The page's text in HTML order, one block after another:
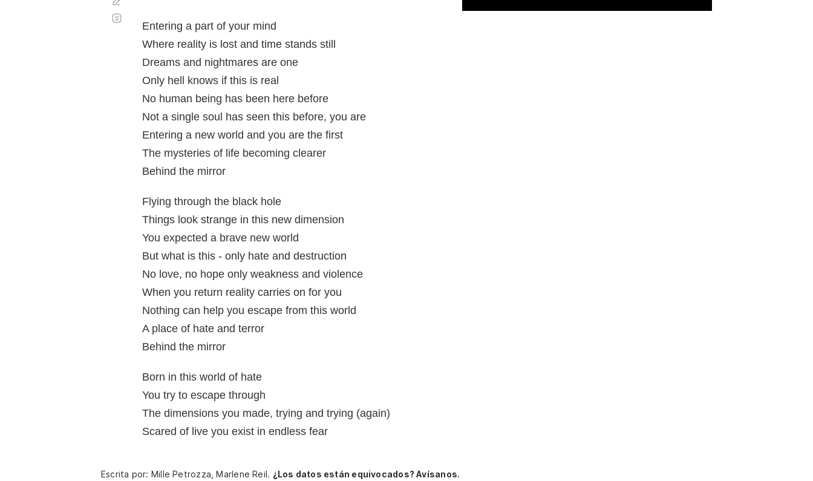
Entering a part of your mind
Where reality is lost and time stands still
Dreams and nightmares are one
Only hell knows if this is real
No human being has been here before
Not a single soul has seen this before, you are
Entering a new world and you are the first
The mysteries of life becoming clearer
Behind the mirror
Flying through the black hole
Things look strange in this new dimension
You expected a brave new world
But what is this - only hate and destruction
No love, no hope only weakness and violence
When you return reality carries on for you
Nothing can help you escape from this world
A place of hate and terror
Behind the mirror
Born in this world of hate
You try to escape through
The dimensions you made, trying and trying (again)
Scared of live you exist in endless fear
automático
Escrita por: Mille Petrozza, Marlene Reil. ¿Los datos están equivocados? Avísanos.